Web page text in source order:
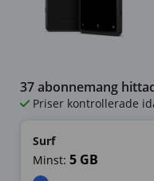
Surf
Minst: 5 GB
37abonnemang
Priser kontrollerade